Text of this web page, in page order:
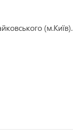
(м.Київ).